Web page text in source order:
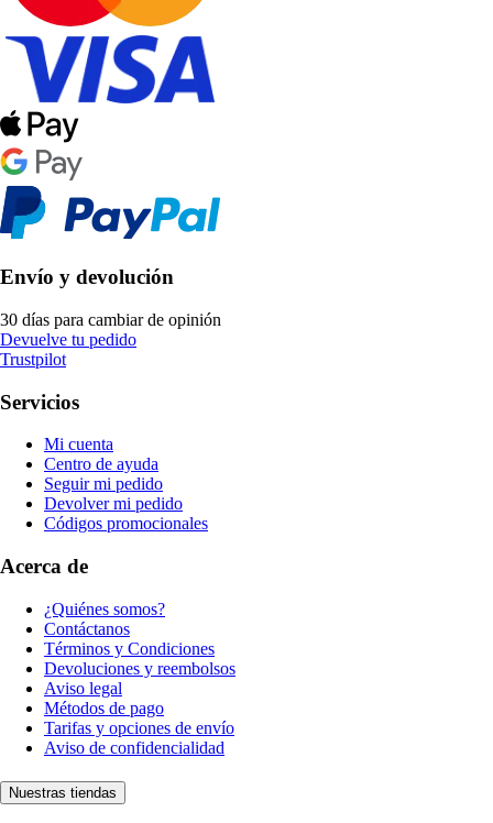
Envío y devolución
30 días para cambiar de opinión
Devuelve tu pedido
Trustpilot
Servicios
Mi cuenta
Centro de ayuda
Seguir mi pedido
Devolver mi pedido
Códigos promocionales
Acerca de
¿Quiénes somos?
Contáctanos
Términos y Condiciones
Devoluciones y reembolsos
Aviso legal
Métodos de pago
Tarifas y opciones de envío
Aviso de confidencialidad
Nuestras tiendas